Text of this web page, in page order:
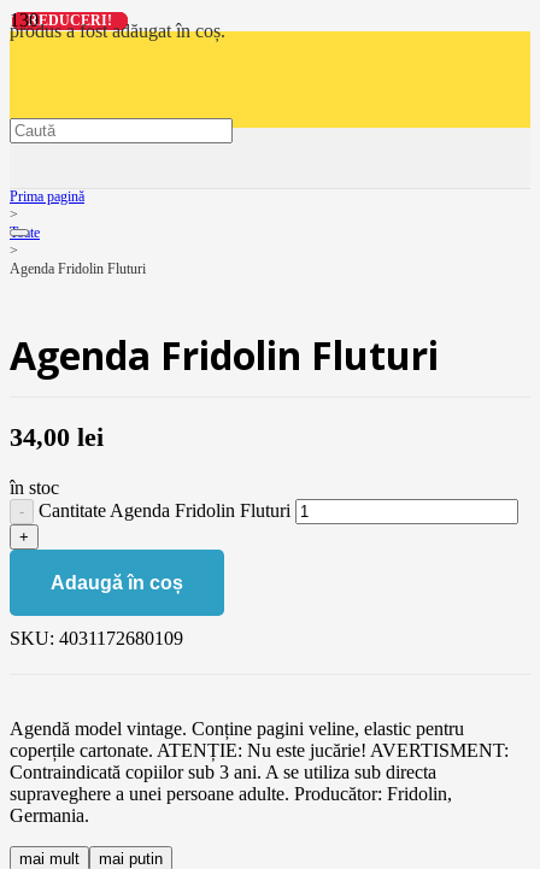
produsa fost adăugat în coș.
Prima pagină
>
Toate
>
Agenda Fridolin Fluturi
Agenda Fridolin Fluturi
34,00 lei
în stoc
Cantitate Agenda Fridolin Fluturi
Adaugă în coș
SKU: 4031172680109
Agendă model vintage. Conține pagini veline, elastic pentru
coperțile cartonate. ATENȚIE: Nu este jucărie! AVERTISMENT:
Contraindicată copiilor sub 3 ani. A se utiliza sub directa
supraveghere a unei persoane adulte. Producător: Fridolin,
Germania.
mai mult mai putin
REDUCERI!
REDUCERI!
REDUCERI!
REDUCERI!